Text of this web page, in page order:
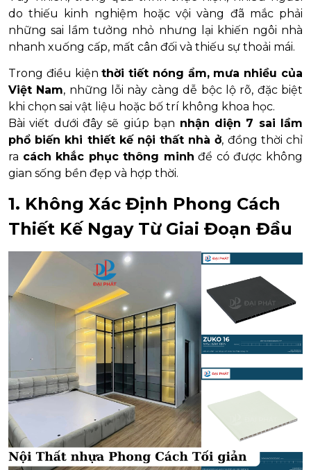
do thiếu kinh nghiệm hoặc vội vàng đã mắc phải
những sai lầm tưởng nhỏ nhưng lại khiến ngôi nhà
nhanh xuống cấp, mất cân đối và thiếu sự thoải mái.
Trong điều kiệnthời tiết nóng ẩm, mưa nhiều của
Việt Nam, những lỗi này càng dễ bộc lộ rõ, đặc biệt
khi chọn sai vật liệu hoặc bố trí không khoa học.
Bài viết dưới đây sẽ giúp bạn nhận diện 7 sai lầm
phổ biến khi thiết kế nội thất nhà ở, đồng thời chỉ
ra cách khắc phục thông minh để có được không
gian sống bền đẹp và hợp thời.
1. Không Xác Định Phong Cách
Thiết Kế Ngay Từ Giai Đoạn Đầu